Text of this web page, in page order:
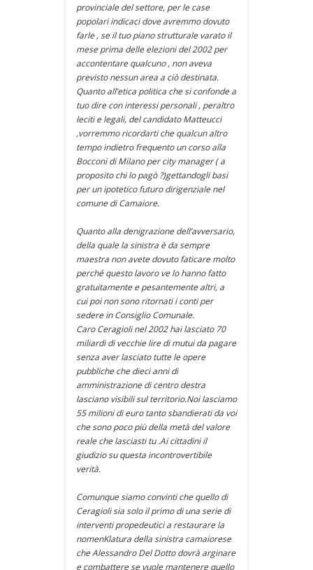
provinciale del settore, per le case
popolari indicaci dove avremmo dovuto
farle , se il tuo piano strutturale varato il
mese prima delle elezioni del 2002 per
accontentare qualcuno , non aveva
previsto nessun area a ciò destinata.
Quanto all’etica politica che si confonde a
tuo dire con interessi personali , peraltro
leciti e legali, del candidato Matteucci
,vorremmo ricordarti che qualcun altro
tempo indietro frequento un corso alla
Bocconi di Milano per city manager ( a
proposito chi lo pagò ?)gettandogli basi
per un ipotetico futuro dirigenziale nel
comune di Camaiore.
Quanto alla denigrazione dell’avversario,
della quale la sinistra è da sempre
maestra non avete dovuto faticare molto
perché questo lavoro ve lo hanno fatto
gratuitamente e pesantemente altri, a
cui poi non sono ritornati i conti per
sedere in Consiglio Comunale.
Caro Ceragioli nel 2002 hai lasciato 70
miliardi di vecchie lire di mutui da pagare
senza aver lasciato tutte le opere
pubbliche che dieci anni di
amministrazione di centro destra
lasciano visibili sul territorio.Noi lasciamo
55 milioni di euro tanto sbandierati da voi
che sono poco più della metà del valore
reale che lasciasti tu .Ai cittadini il
giudizio su questa incontrovertibile
verità.
Comunque siamo convinti che quello di
Ceragioli sia solo il primo di una serie di
interventi propedeutici a restaurare la
nomenKlatura della sinistra camaiorese
che Alessandro Del Dotto dovrà arginare
e combattere se vuole mantenere quello